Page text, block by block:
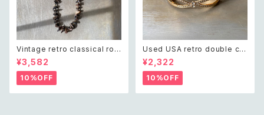
Vintage retro classical rou
gh cut shell beads necklac
e レトロ ヴィンテージ アクセサ
リー クラシカル ラフカット シェ
ル ビーズ ネックレス
¥3,582
10%OFF
Used USA retro double cro
ss crystal bijou bangle レト
ロ アメリカ ユーズド アクセサリ
ー ゴールド ダブル クロス ビジ
ュー バングル
¥2,322
10%OFF